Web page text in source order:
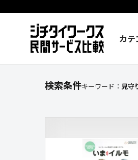
カ
サービスを探す｜
検索条件キーワード： 見守